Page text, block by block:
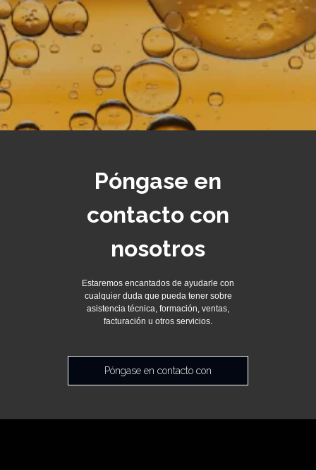
Póngase en
contacto con
nosotros
Estaremos encantados de ayudarle con
cualquier duda que pueda tener sobre
asistencia técnica, formación, ventas,
facturación u otros servicios.
Póngase en contacto con